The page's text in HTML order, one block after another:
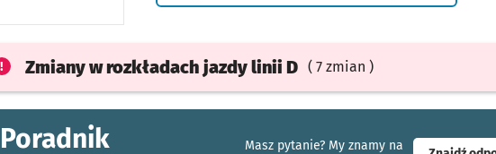
Zmiany w rozkładach jazdylinii D ( 7 zmian )
Poradnik
Masz pytanie? My znamy na